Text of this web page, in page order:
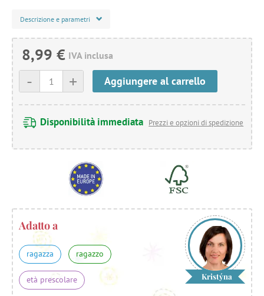
Descrizione e parametri
8,99 € IVA inclusa
+
- Aggiungere al carrello
Disponibilità immediata Prezzi e opzioni di spedizione
Adatto a
ragazza ragazzo
età prescolare Kristýna